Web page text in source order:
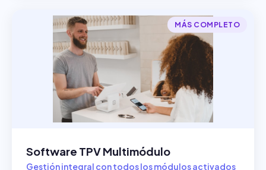
MÁS COMPLETO
Software TPV Multimódulo
Gestión integral con todos los módulos activados